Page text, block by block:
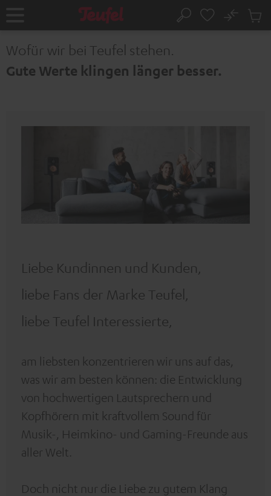
Startseite Suche
No
Wofür wir bei Teufel stehen.
Gute Werte klingen länger besser.
Liebe Kundinnen und Kunden,
liebe Fans der Marke Teufel,
liebe Teufel Interessierte,
am liebsten konzentrieren wir uns auf das,
was wir am besten können: die Entwicklung
von hochwertigen Lautsprechern und
Kopfhörern mit kraftvollem Sound für
Musik-, Heimkino- und Gaming-Freunde aus
aller Welt.
Doch nicht nur die Liebe zu gutem Klang